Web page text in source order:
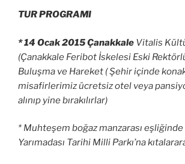
TUR PROGRAMI
* 14 Ocak 2015 Çanakkale Vitalis
(Çanakkale Feribot İskelesi Eski
Buluşma ve Hareket ( Şehir içinde
misafirlerimiz ücretsiz otel veya
alınıp yine bırakılırlar)
* Muhteşem boğaz manzarası eşliğinde
Yarımadası Tarihi Milli Parkı’na